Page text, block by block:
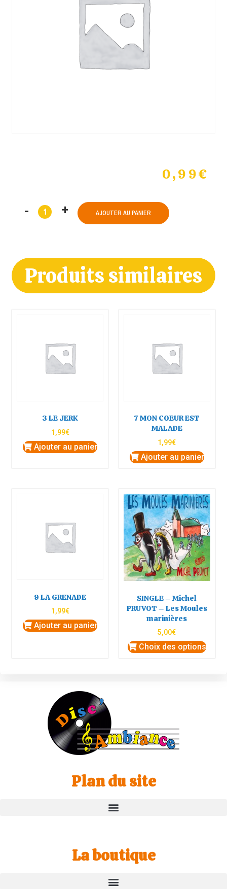
0,99€
AJOUTER AU PANIER
Produits similaires
3 LE JERK
1,99€
Ajouter au panier
7 MON COEUR EST
MALADE
1,99€
Ajouter au panier
9 LA GRENADE
1,99€
Ajouter au panier
SINGLE – Michel
PRUVOT – Les Moules
marinières
5,00€
Choix des options
Plan du site
La boutique